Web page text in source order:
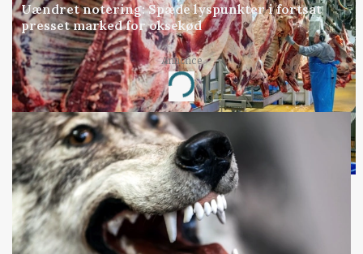
Uændret notering: Spæde lyspunkter i fortsat
presset marked for oksekød
Annonce
Loading...